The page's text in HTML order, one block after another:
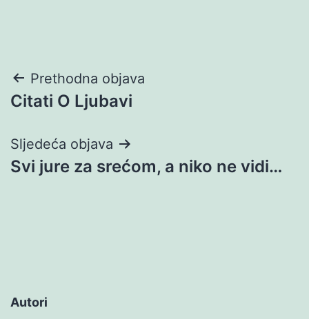
Navigacija
objava
Prethodna objava
Citati O Ljubavi
Sljedeća objava
Svi jure za srećom, a niko ne vidi…
Autori